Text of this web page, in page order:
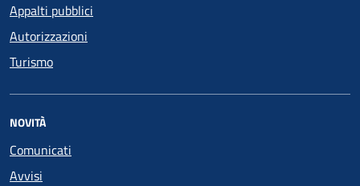
Appalti pubblici
Autorizzazioni
Turismo
NOVITÀ
Comunicati
Avvisi